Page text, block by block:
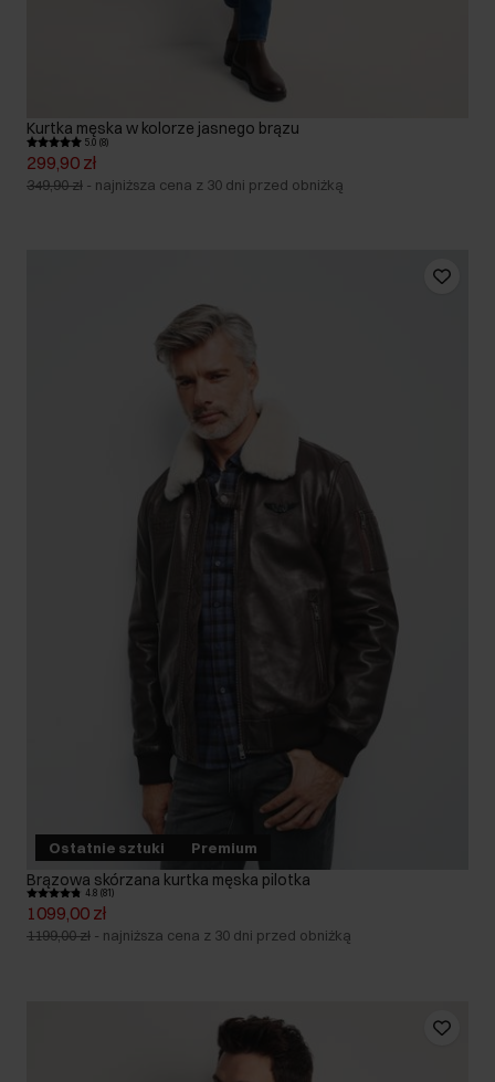
Kurtka męska w kolorze jasnego brązu
5.0 (8)
299,90 zł
349,90 zł - najniższa cena z 30 dni przed obniżką
Ostatnie sztuki Premium
Brązowa skórzana kurtka męska pilotka
4.8 (81)
1099,00 zł
1199,00 zł - najniższa cena z 30 dni przed obniżką